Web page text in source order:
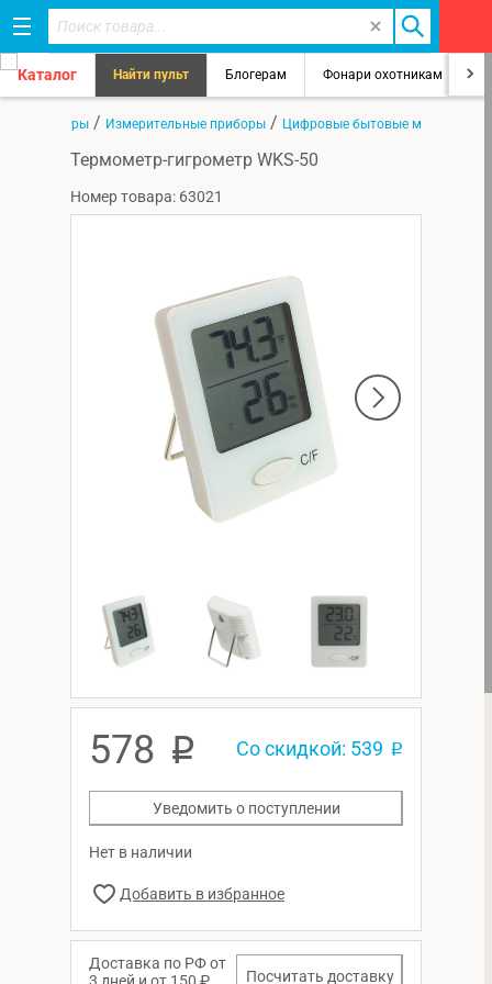
Каталог Найти пульт Блогерам Фонари охотникам
Все товары / Измерительные приборы / Цифровые бытовые
Термометр-гигрометр WKS-50
Номер товара: 63021
578 p Со скидкой: 539 p
Уведомить о поступлении
Нет в наличии
Доставка по РФ от
Посчитать доставку